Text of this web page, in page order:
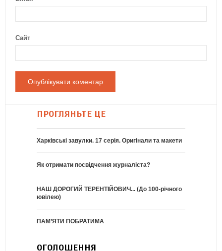
Сайт
ПРОГЛЯНЬТЕ ЦЕ
Харківські завулки. 17 серія. Оригінали та макети
Як отримати посвідчення журналіста?
НАШ ДОРОГИЙ ТЕРЕНТІЙОВИЧ... (До 100-річного
ювілею)
ПАМ’ЯТИ ПОБРАТИМА
ОГОЛОШЕННЯ